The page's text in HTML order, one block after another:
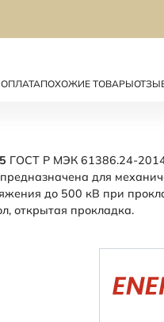
ПОХОЖИЕ ТОВАРЫ
ГОСТ Р МЭК 61386.24-
для
до 500 кВ при
открытая прокладка.